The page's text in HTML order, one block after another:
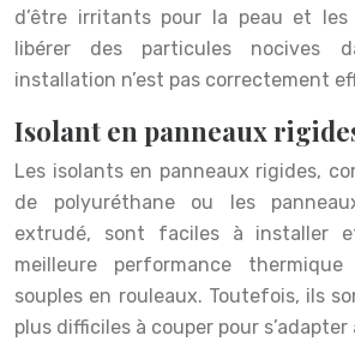
d’être irritants pour la peau et
libérer des particules nocives
installation n’est pas correctement
Isolant en panneaux
Les isolants en panneaux rigides,
de polyuréthane ou les
extrudé, sont faciles à installer
meilleure performance
souples en rouleaux. Toutefois, ils
plus difficiles à couper pour